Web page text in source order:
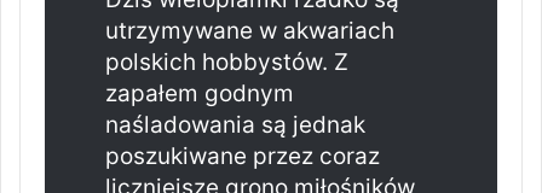
utrzymywane w akwariach
polskich hobbystów. Z
zapałem godnym
naśladowania są jednak
poszukiwane przez coraz